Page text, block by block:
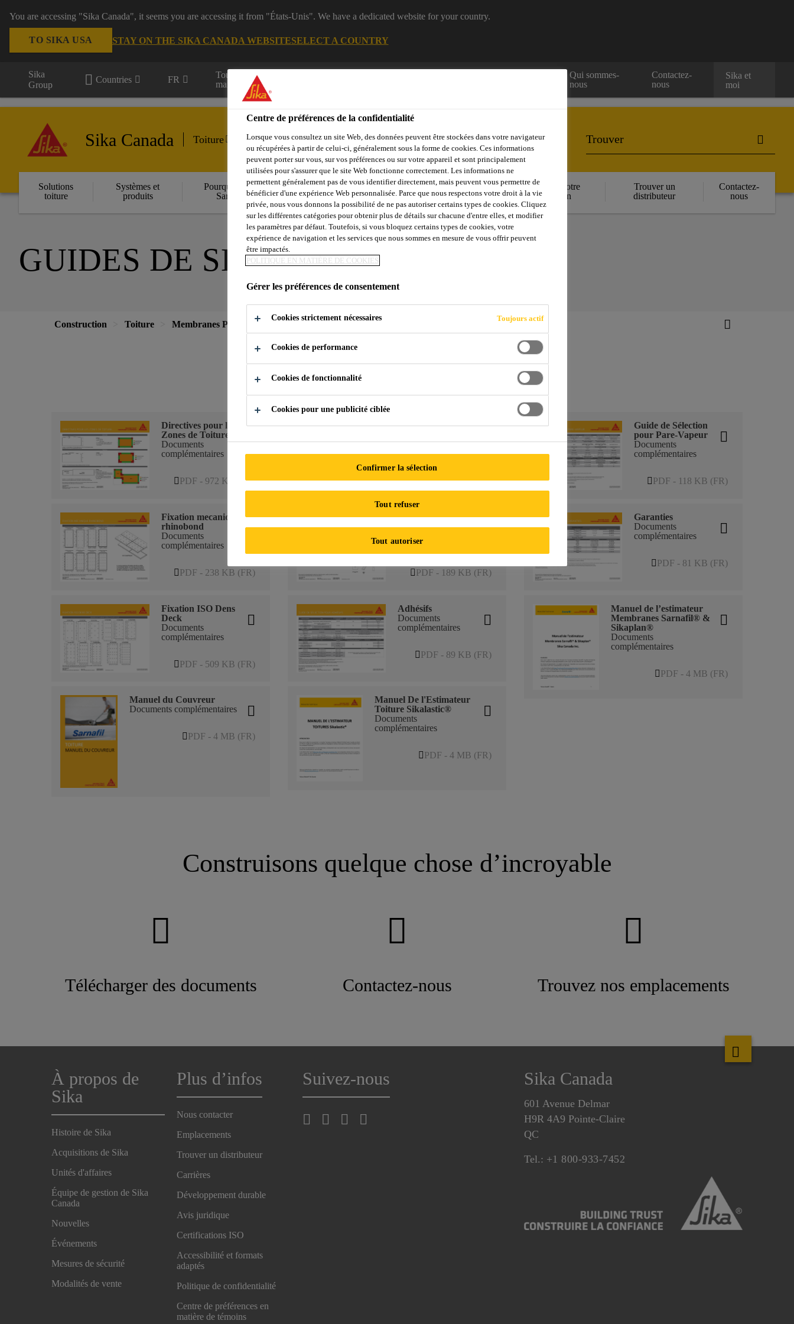
You are accessing "Sika Canada", it seems you are accessing it from "États-Unis". We have a dedicated website for your country.
TO SIKA USA STAY ON THE SIKA CANADA WEBSITESELECT A COUNTRY
Sika
Group
Countries FR
Tous les
marchés
Qui sommes-
nous
Contactez-
nous
Sika et
moi
Sika Canada Toiture
Solutions
toiture
Systèmes et
produits
Pourquoi Sika
Sarnafil
Durabilité
Centre de
Ressource
Téléchargement
Réserver votre
formation
Trouver un
distributeur
Contactez-
nous
GUIDES DE SÉLECTION
Construction Toiture Membranes PVC
Guides de selection de toiture
Directives pour les
Zones de Toiture
Documents
complémentaires
PDF - 972 KB (FR)
Fixation mecanique
rhinobond
Documents
complémentaires
PDF - 238 KB (FR)
Fixation ISO Dens
Deck
Documents
complémentaires
PDF - 509 KB (FR)
Manuel du Couvreur
Documents complémentaires
PDF - 4 MB (FR)
Système de Fixation
Documents
complémentaires
PDF - 432 KB (FR)
Fixation-plaques-
barres
Documents
complémentaires
PDF - 189 KB (FR)
Adhésifs
Documents
complémentaires
PDF - 89 KB (FR)
Manuel De l'Estimateur
Toiture Sikalastic®
Documents
complémentaires
PDF - 4 MB (FR)
Guide de Sélection
pour Pare-Vapeur
Documents
complémentaires
PDF - 118 KB (FR)
Garanties
Documents
complémentaires
PDF - 81 KB (FR)
Manuel de l’estimateur
Membranes Sarnafil® &
Sikaplan®
Documents
complémentaires
PDF - 4 MB (FR)
Construisons quelque chose d’incroyable
Télécharger des documents Contactez-nous Trouvez nos emplacements
À propos de
Sika
Histoire de Sika
Acquisitions de Sika
Unités d'affaires
Équipe de gestion de Sika
Canada
Nouvelles
Événements
Mesures de sécurité
Modalités de vente
Plus d’infos
Nous contacter
Emplacements
Trouver un distributeur
Carrières
Développement durable
Avis juridique
Certifications ISO
Accessibilité et formats
adaptés
Politique de confidentialité
Centre de préférences en
matière de témoins
Suivez-nous Sika Canada
601 Avenue Delmar
H9R 4A9 Pointe-Claire
QC
Tel.: +1 800-933-7452
Centre de préférences de la confidentialité
Lorsque vous consultez un site Web, des données peuvent être stockées dans votre navigateur
ou récupérées à partir de celui-ci, généralement sous la forme de cookies. Ces informations
peuvent porter sur vous, sur vos préférences ou sur votre appareil et sont principalement
utilisées pour s'assurer que le site Web fonctionne correctement. Les informations ne
permettent généralement pas de vous identifier directement, mais peuvent vous permettre de
bénéficier d'une expérience Web personnalisée. Parce que nous respectons votre droit à la vie
privée, nous vous donnons la possibilité de ne pas autoriser certains types de cookies. Cliquez
sur les différentes catégories pour obtenir plus de détails sur chacune d'entre elles, et modifier
les paramètres par défaut. Toutefois, si vous bloquez certains types de cookies, votre
expérience de navigation et les services que nous sommes en mesure de vous offrir peuvent
être impactés.
POLITIQUE EN MATIÈRE DE COOKIES
Gérer les préférences de consentement
Cookies strictement nécessaires Toujours actif
Cookies de performance
Cookies de fonctionnalité
Cookies pour une publicité ciblée
Confirmer la sélection
Tout refuser
Tout autoriser